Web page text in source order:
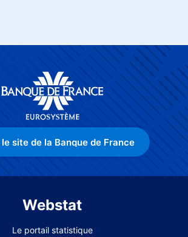
site de la Banque de France
Webstat
Le portail statistique